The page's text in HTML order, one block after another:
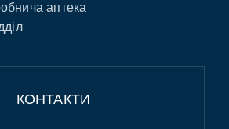
аптека
КОНТАКТИ